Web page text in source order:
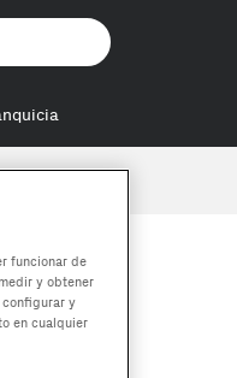
funcionar de
y obtener
y
en cualquier